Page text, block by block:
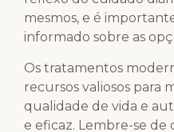
mesmos, e é
informado sobre as
Os tratamentos
recursos valiosos para
qualidade de vida e
e eficaz. Lembre-se de